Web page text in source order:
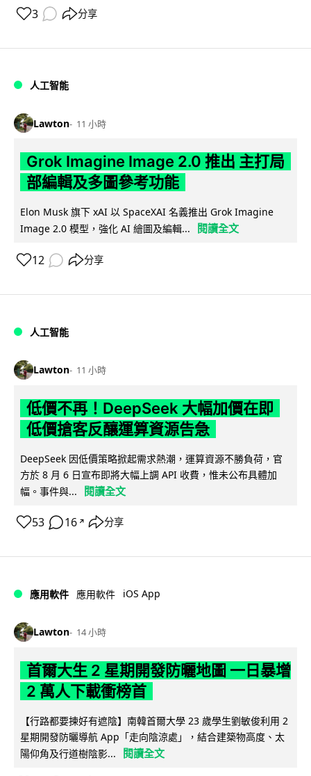
3 分享
人工智能
Lawton 11 小時
Grok Imagine Image 2.0 推出 主打局
部編輯及多圖參考功能
Elon Musk 旗下 xAI 以 SpaceXAI 名義推出 Grok Imagine
Image 2.0 模型，強化 AI 繪圖及編輯...
閱讀全文
12 分享
人工智能
Lawton 11 小時
低價不再！DeepSeek 大幅加價在即
低價搶客反釀運算資源告急
DeepSeek 因低價策略掀起需求熱潮，運算資源不勝負荷，官
方於 8 月 6 日宣布即將大幅上調 API 收費，惟未公布具體加
幅。事件與...
閱讀全文
53 16 ↗ 分享
應用軟件 應用軟件 iOS App
Lawton 14 小時
首爾大生 2 星期開發防曬地圖 一日暴增
2 萬人下載衝榜首
【行路都要揀好有遮陰】南韓首爾大學 23 歲學生劉敏俊利用 2
星期開發防曬導航 App「走向陰涼處」，結合建築物高度、太
陽仰角及行道樹陰影...
閱讀全文